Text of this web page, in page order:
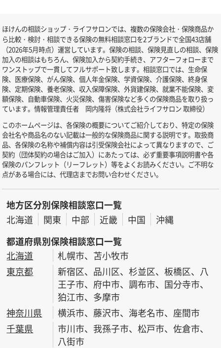
ほけんの相談ショップ・ライフサロンでは、複数の保険会社・保険商品か
ら比較・検討・相談できる保険の無料相談窓口を2ブランドで全国43店舗
（2026年5月時点）運営しています。保険の相談、保険見直しの相談、保険
加入の相談はもちろん、保険加入から契約手続き、アフターフォローまで
ワンストップで一貫してフルサポート致します。相談窓口では、生命保
険、医療保険、がん保険、個人年金保険、学資保険、介護保険、終身保
険、定期保険、養老保険、収入保障保険、外貨建保険、就業不能保険、変
額保険、自動車保険、火災保険、傷害保険など多くの保険商品を取り扱っ
ています。情報管理責任者 岡内隆将（株式会社ライフサロン 取締役）
このホームページは、各保険の概要についてご紹介しており、特定の保険
会社名や商品名のない記載は一般的な保険商品に関する説明です。取扱商
品、各保険の名称や補償内容は引受保険会社によって異なりますので、ご
契約（団体契約の場合はご加入）にあたっては、必ず重要事項説明書や各
保険のパンフレット（リーフレット）等をよくお読みください。ご不明な
点がある場合には、代理店までお問い合わせください。
地方区分別保険相談窓口一覧
北海道
関東 中部 近畿 中国
沖縄
都道府県別保険相談窓口一覧
北海道
札幌市、苫小牧市
東京都
新宿区、品川区、杉並区、板橋区、八
王子市、府中市、調布市、国分寺市、
狛江市、多摩市
神奈川県
横浜市、藤沢市、海老名市、座間市
千葉県
市川市、我孫子市、松戸市、佐倉市、
八街市